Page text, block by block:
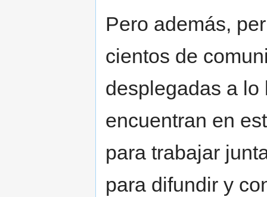
Pero además,
cientos de
desplegadas a lo
encuentran en
para trabajar
para difundir y